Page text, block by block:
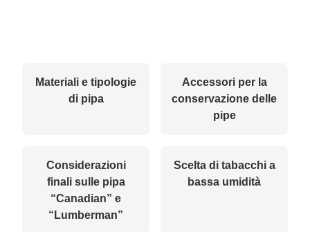
Materiali e tipologie
di pipa
Accessori per la
conservazione delle
pipe
Considerazioni
finali sulle pipa
“Canadian” e
“Lumberman”
Scelta di tabacchi a
bassa umidità